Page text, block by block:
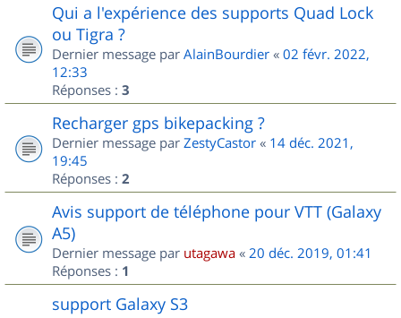
Qui a l'expérience des supports Quad Lock
ou Tigra ?
Dernier message par AlainBourdier « 02 févr. 2022,
12:33
Réponses : 3
Recharger gps bikepacking ?
Dernier message par ZestyCastor « 14 déc. 2021,
19:45
Réponses : 2
Avis support de téléphone pour VTT (Galaxy
A5)
Dernier message par utagawa « 20 déc. 2019, 01:41
Réponses : 1
support Galaxy S3